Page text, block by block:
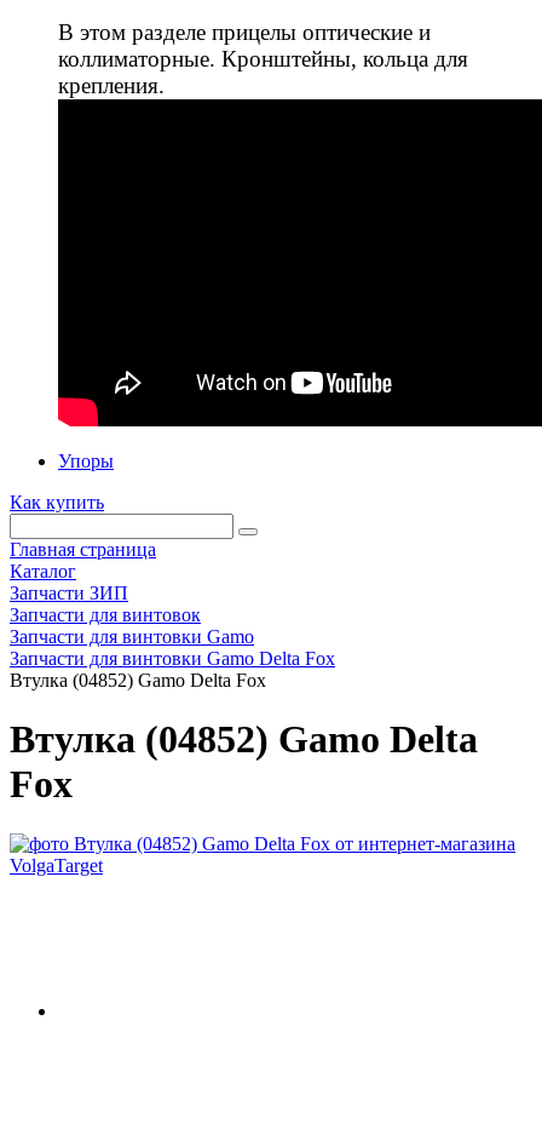
В этом разделе прицелы оптические и
коллиматорные. Кронштейны, кольца для
крепления.
Упоры
Как купить
Главная страница
Каталог
Запчасти ЗИП
Запчасти для винтовок
Запчасти для винтовки Gamo
Запчасти для винтовки Gamo Delta Fox
Втулка (04852) Gamo Delta Fox
Втулка (04852) Gamo Delta
Fox